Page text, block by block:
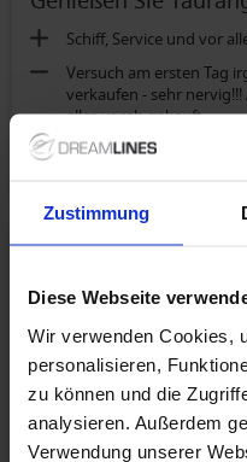
Zustimmung
Diese Webseite
Wir verwenden Cookies,
personalisieren,
zu können und die
analysieren. Außerdem
Verwendung unserer
ggf. heruntergelassen
nicht mehr zu denken ist
vibriert. Hätten wir das
hohen Preis (mehr als
bezahlt.
Schiff, Service und vor
Versuch am ersten Tag
verkaufen - sehr
alles vorab gekauft
Paar
Genießen Sie
Alles war super
Alles super gewesen